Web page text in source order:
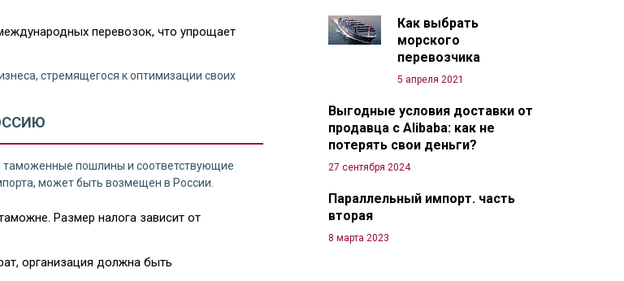
перевозок, что упрощает
стремящегося к оптимизации своих
таможенные пошлины и соответствующие
может быть возмещен в России.
Размер налога зависит от
организация должна быть
Как выбрать
морского
перевозчика
5 апреля 2021
Выгодные условия доставки от
продавца с Alibaba: как не
потерять свои деньги?
27 сентября 2024
Параллельный импорт. часть
вторая
8 марта 2023